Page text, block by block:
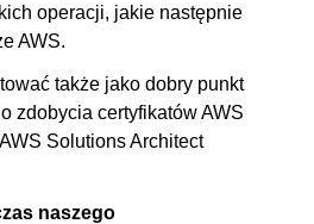
00:12:13
00:05:10
operacji, jakie następnie
AWS.
także jako dobry punkt
zdobycia certyfikatów AWS
Solutions Architect
naszego